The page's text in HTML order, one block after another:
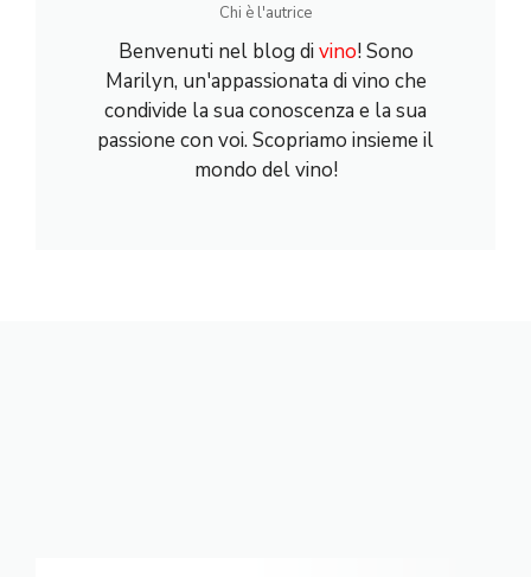
Chi è l'autrice
Benvenuti nel blog divino! Sono
Marilyn, un'appassionata di vino che
condivide la sua conoscenza e la sua
passione con voi. Scopriamo insieme il
mondo del vino!